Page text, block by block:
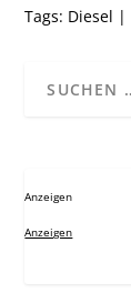
Tags: Diesel |
Anzeigen
Anzeigen